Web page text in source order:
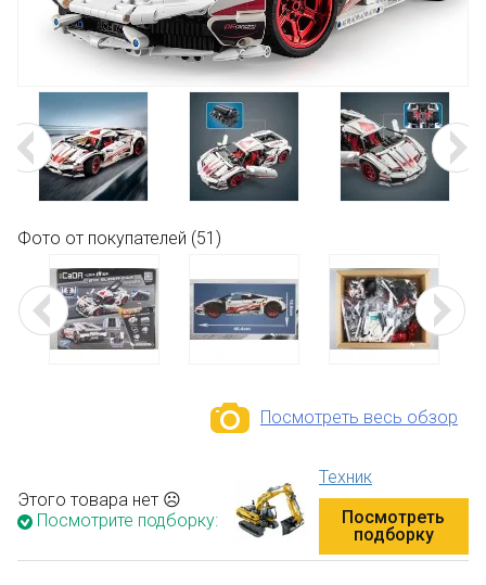
Фото от покупателей (51)
Посмотреть весь обзор
Этого товара нет ☹
Посмотрите подборку:
Техник
Посмотреть
подборку